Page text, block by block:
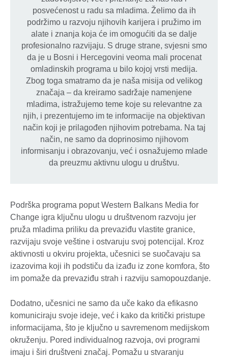
posvećenost u radu sa mladima. Želimo da ih
podržimo u razvoju njihovih karijera i pružimo im
alate i znanja koja će im omogućiti da se dalje
profesionalno razvijaju. S druge strane, svjesni smo
da je u Bosni i Hercegovini veoma mali procenat
omladinskih programa u bilo kojoj vrsti medija.
Zbog toga smatramo da je naša misija od velikog
značaja – da kreiramo sadržaje namenjene
mladima, istražujemo teme koje su relevantne za
njih, i prezentujemo im te informacije na objektivan
način koji je prilagođen njihovim potrebama. Na taj
način, ne samo da doprinosimo njihovom
informisanju i obrazovanju, već i osnažujemo mlade
da preuzmu aktivnu ulogu u društvu.
Podrška programa poput Western Balkans Media for
Change igra ključnu ulogu u društvenom razvoju jer
pruža mladima priliku da prevaziđu vlastite granice,
razvijaju svoje veštine i ostvaruju svoj potencijal. Kroz
aktivnosti u okviru projekta, učesnici se suočavaju sa
izazovima koji ih podstiču da izađu iz zone komfora, što
im pomaže da prevaziđu strah i razviju samopouzdanje.
Dodatno, učesnici ne samo da uče kako da efikasno
komuniciraju svoje ideje, već i kako da kritički pristupe
informacijama, što je ključno u savremenom medijskom
okruženju. Pored individualnog razvoja, ovi programi
imaju i širi društveni značaj. Pomažu u stvaranju